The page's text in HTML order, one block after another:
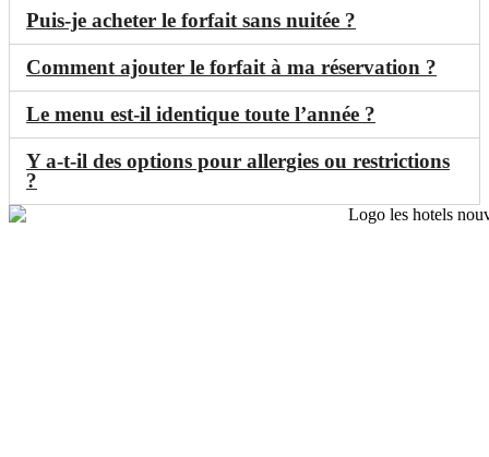
Puis-je acheter le forfait sans nuitée ?
Comment ajouter le forfait à ma réservation ?
Le menu est-il identique toute l’année ?
Y a-t-il des options pour allergies ou restrictions
?